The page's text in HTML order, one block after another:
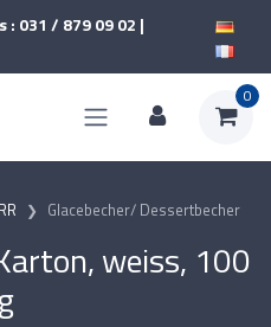
: 031 / 879 09 02 |
0
Glacebecher/ Dessertbecher
weiss, 100
g